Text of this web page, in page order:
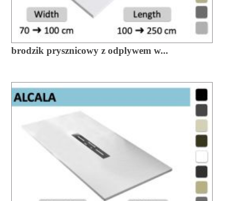
brodzik prysznicowy z odplywem w...